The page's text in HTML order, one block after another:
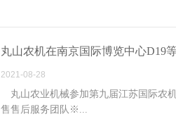
丸山农机在南京国际博览中心D19
2021-08-28
丸山农业机械参加第九届江苏国际农
售售后服务团队※...